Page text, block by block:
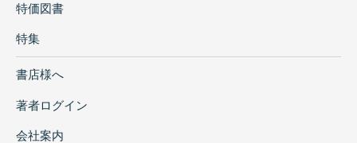
特価図書
特集
書店様へ
著者ログイン
会社案内